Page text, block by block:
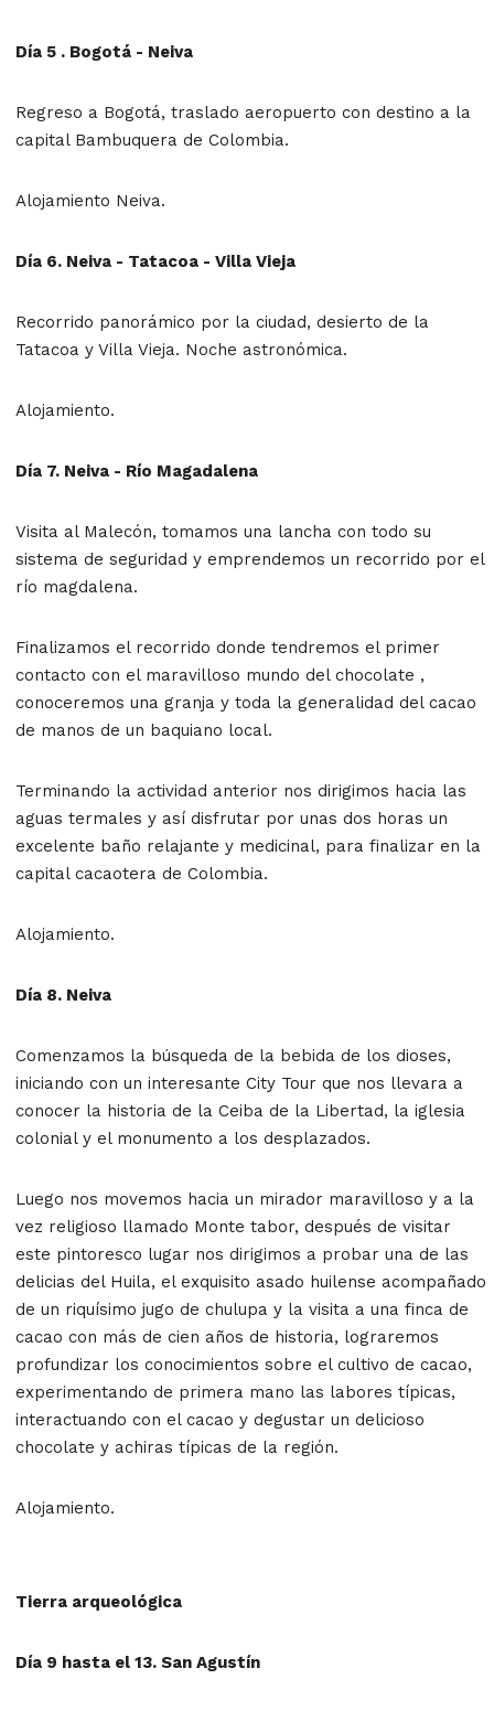
Día 5 . Bogotá - Neiva
Regreso a Bogotá, traslado aeropuerto con destino a la
capital Bambuquera de Colombia.
Alojamiento Neiva.
Día 6. Neiva - Tatacoa - Villa Vieja
Recorrido panorámico por la ciudad, desierto de la
Tatacoa y Villa Vieja. Noche astronómica.
Alojamiento.
Día 7. Neiva - Río Magadalena
Visita al Malecón, tomamos una lancha con todo su
sistema de seguridad y emprendemos un recorrido por el
río magdalena.
Finalizamos el recorrido donde tendremos el primer
contacto con el maravilloso mundo del chocolate ,
conoceremos una granja y toda la generalidad del cacao
de manos de un baquiano local.
Terminando la actividad anterior nos dirigimos hacia las
aguas termales y así disfrutar por unas dos horas un
excelente baño relajante y medicinal, para finalizar en la
capital cacaotera de Colombia.
Alojamiento.
Día 8. Neiva
Comenzamos la búsqueda de la bebida de los dioses,
iniciando con un interesante City Tour que nos llevara a
conocer la historia de la Ceiba de la Libertad, la iglesia
colonial y el monumento a los desplazados.
Luego nos movemos hacia un mirador maravilloso y a la
vez religioso llamado Monte tabor, después de visitar
este pintoresco lugar nos dirigimos a probar una de las
delicias del Huila, el exquisito asado huilense acompañado
de un riquísimo jugo de chulupa y la visita a una finca de
cacao con más de cien años de historia, lograremos
profundizar los conocimientos sobre el cultivo de cacao,
experimentando de primera mano las labores típicas,
interactuando con el cacao y degustar un delicioso
chocolate y achiras típicas de la región.
Alojamiento.
Tierra arqueológica
Día 9 hasta el 13. San Agustín